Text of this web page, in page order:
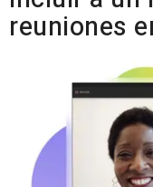
reuniones